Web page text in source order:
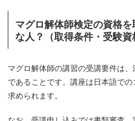
マグロ解体師検定の資格
な人？（取得条件・受験資
マグロ解体師の講習の受講要件は
であることです。講座は日本語で
求められます。